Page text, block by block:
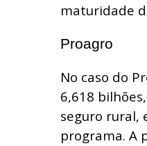
maturidade
Proagro
No caso do
6,618
seguro rural,
programa. A